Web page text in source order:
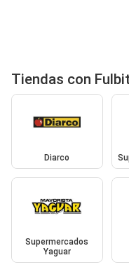
Tiendas con
Diarco
Supermercados
Yaguar